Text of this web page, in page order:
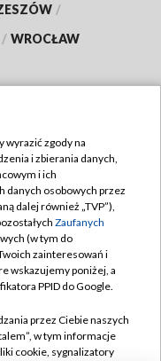
/
/ WROCŁAW
wyrazić zgody na
i zbierania danych,
i ich
danych osobowych przez
dalej również „TVP”),
Zaufanych
(w tym do
zainteresowań i
wskazujemy poniżej, a
PPID do Google.
przez Ciebie naszych
w tym informacje
cookie, sygnalizatory